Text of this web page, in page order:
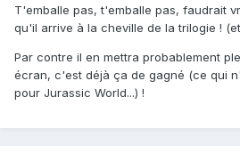
T'emballe pas, t'emballe pas, faudrait
qu'il arrive à la cheville de la trilogie !
Par contre il en mettra probablement
écran, c'est déjà ça de gagné (ce qui
pour Jurassic World...) !